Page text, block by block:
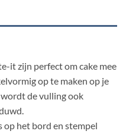
it zijn perfect om cake mee
op te maken op je
de vulling ook
op het bord en stempel